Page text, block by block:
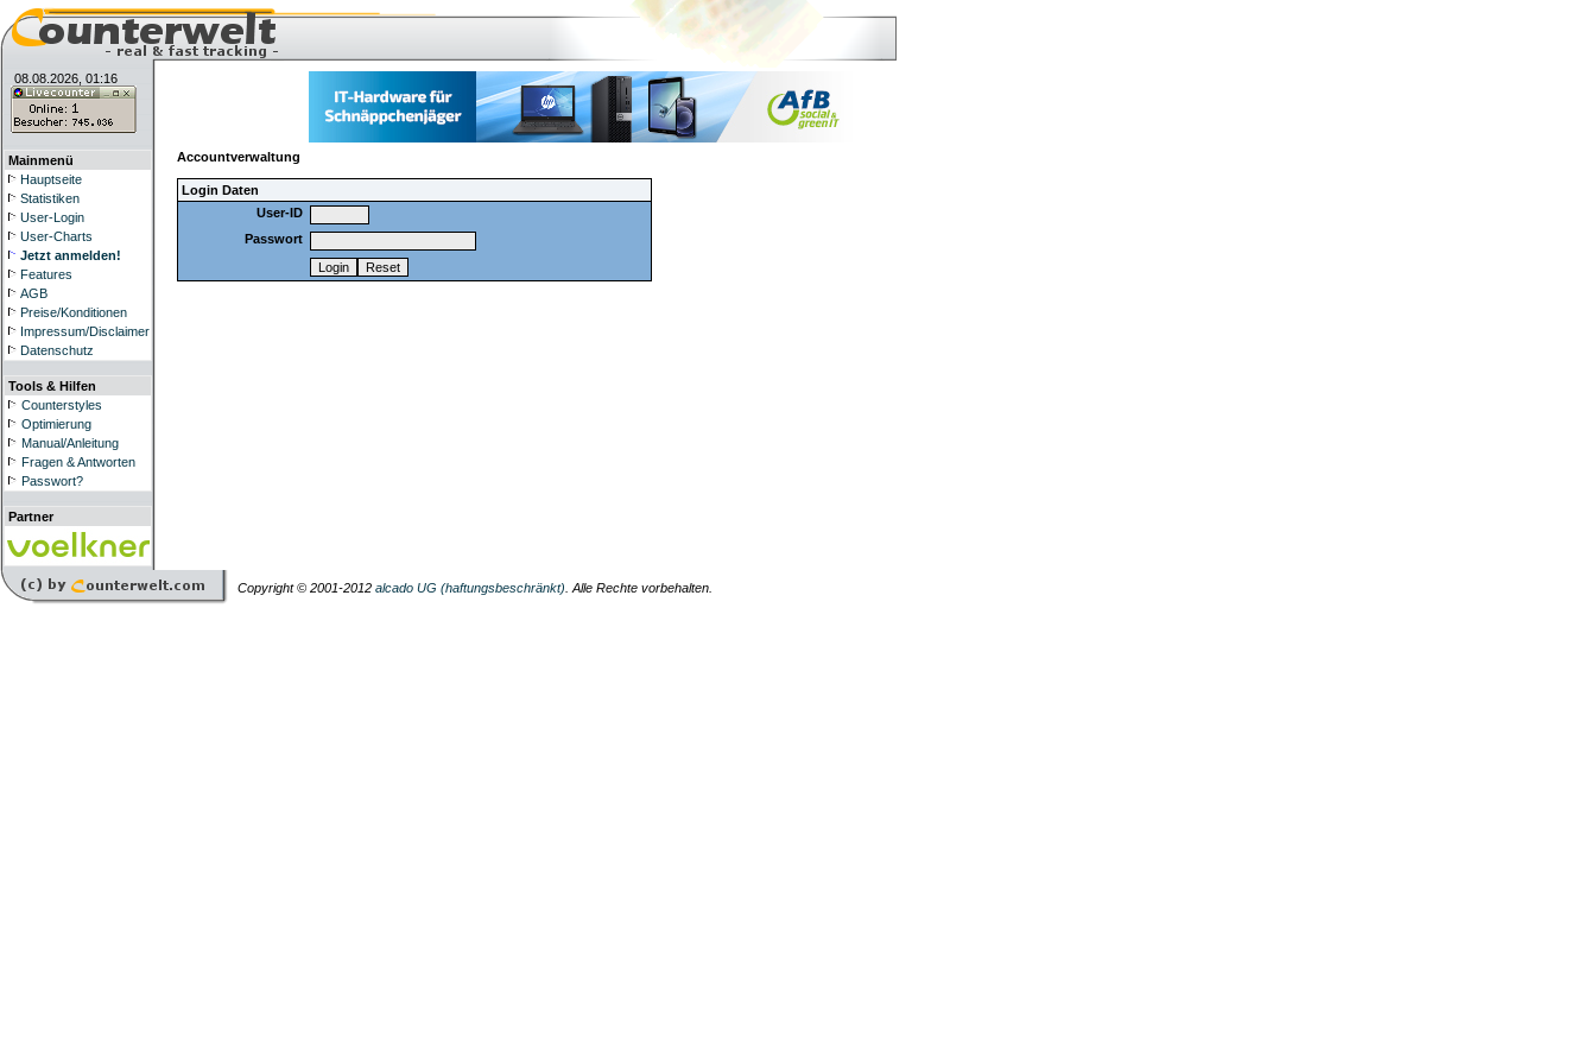
08.08.2026, 01:16
Mainmenü
Hauptseite
Statistiken
User-Login
User-Charts
Jetzt anmelden!
Features
AGB
Preise/Konditionen
Impressum/Disclaimer
Datenschutz
Tools & Hilfen
Counterstyles
Optimierung
Manual/Anleitung
Fragen & Antworten
Passwort?
Partner
Accountverwaltung
Login Daten
User-ID
Passwort
Copyright © 2001-2012 alcado UG (haftungsbeschränkt) . Alle Rechte vorbehalten.